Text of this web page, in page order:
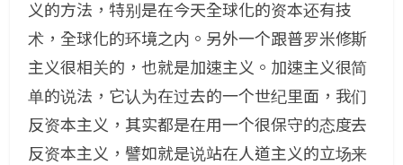
义的方法，特别是在今天全球化的资本还有技
术，全球化的环境之内。另外一个跟普罗米修斯
主义很相关的，也就是加速主义。加速主义很简
单的说法，它认为在过去的一个世纪里面，我们
反资本主义，其实都是在用一个很保守的态度去
反资本主义，譬如就是说站在人道主义的立场来